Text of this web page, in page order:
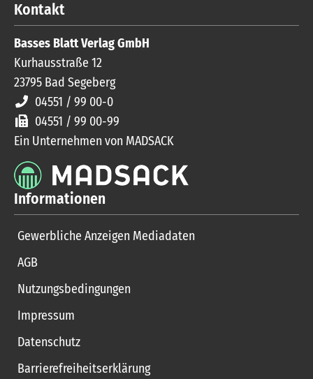
Kontakt
Basses Blatt Verlag GmbH
Kurhausstraße 12
23795 Bad Segeberg
04551 / 99 00-0
04551 / 99 00-99
Ein Unternehmen von MADSACK
Informationen
Gewerbliche Anzeigen Mediadaten
AGB
Nutzungsbedingungen
Impressum
Datenschutz
Barrierefreiheitserklärung